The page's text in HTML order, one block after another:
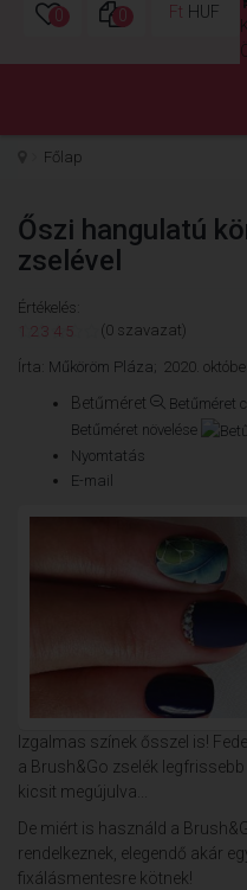
0 0 Ft HUF
Főlap
Őszi hangulatú
zselével
Értékelés:
1 2 3 4 5 (0 szavazat)
Írta: Műköröm Pláza; 2020.
Betűméret
Betűméret
Betűméret növelése
Nyomtatás
E-mail
Izgalmas színek ősszel is!
a Brush&Go zselék
kicsit megújulva...
De miért is használd a
rendelkeznek, elegendő akár
fixálásmentesre kötnek!